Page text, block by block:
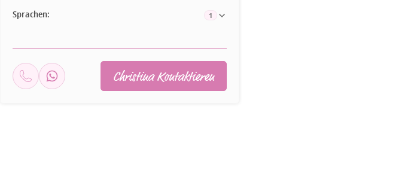
Sprachen: 1
Christina Kontaktieren